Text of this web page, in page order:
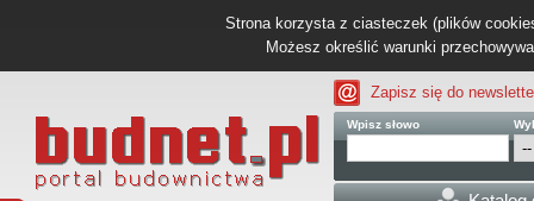
Strona korzysta z ciasteczek (plików
Możesz określić warunki
Zapisz się do
Wpisz słowo